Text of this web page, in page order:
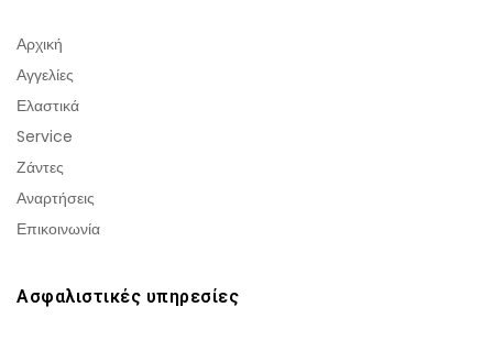
Αρχική
Αγγελίες
Ελαστικά
Service
Ζάντες
Αναρτήσεις
Επικοινωνία
Ασφαλιστικές υπηρεσίες